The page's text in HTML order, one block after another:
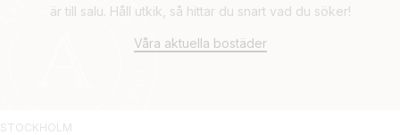
är till salu. Håll utkik, så hittar du snart vad du söker!
Våra aktuella bostäder
STOCKHOLM